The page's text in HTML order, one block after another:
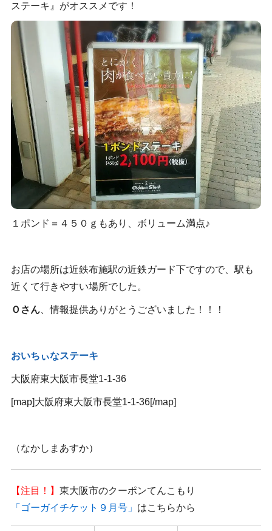
ステーキ』がオススメです！
１ポンド＝４５０ｇもあり、ボリューム満点♪
お店の場所は近鉄布施駅の近鉄ガード下ですので、駅も
近くて行きやすい場所でした。
Ｏさん、情報提供ありがとうございました！！！
おいちぃなステーキ
大阪府東大阪市長堂1-1-36
[map]大阪府東大阪市長堂1-1-36[/map]
（なかしまあすか）
【注目！】 東大阪市のクーポンてんこもり
「 ゴーガイチケット９月号」 はこちらから